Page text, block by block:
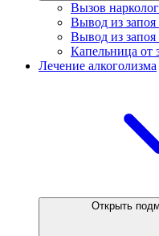
Вызов
Вывод из запоя
Вывод из запоя
Капельница от
Лечение алкоголизма
Открыть